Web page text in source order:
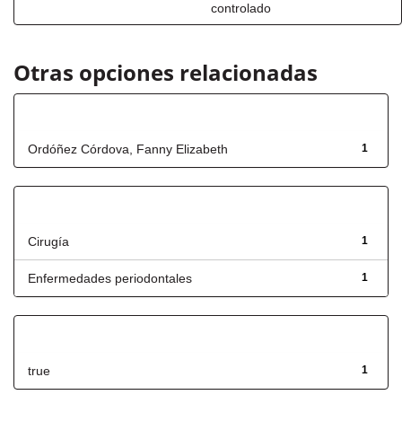
controlado
Otras opciones relacionadas
1
Ordóñez Córdova, Fanny Elizabeth
1
Cirugía
1
Enfermedades periodontales
1
true